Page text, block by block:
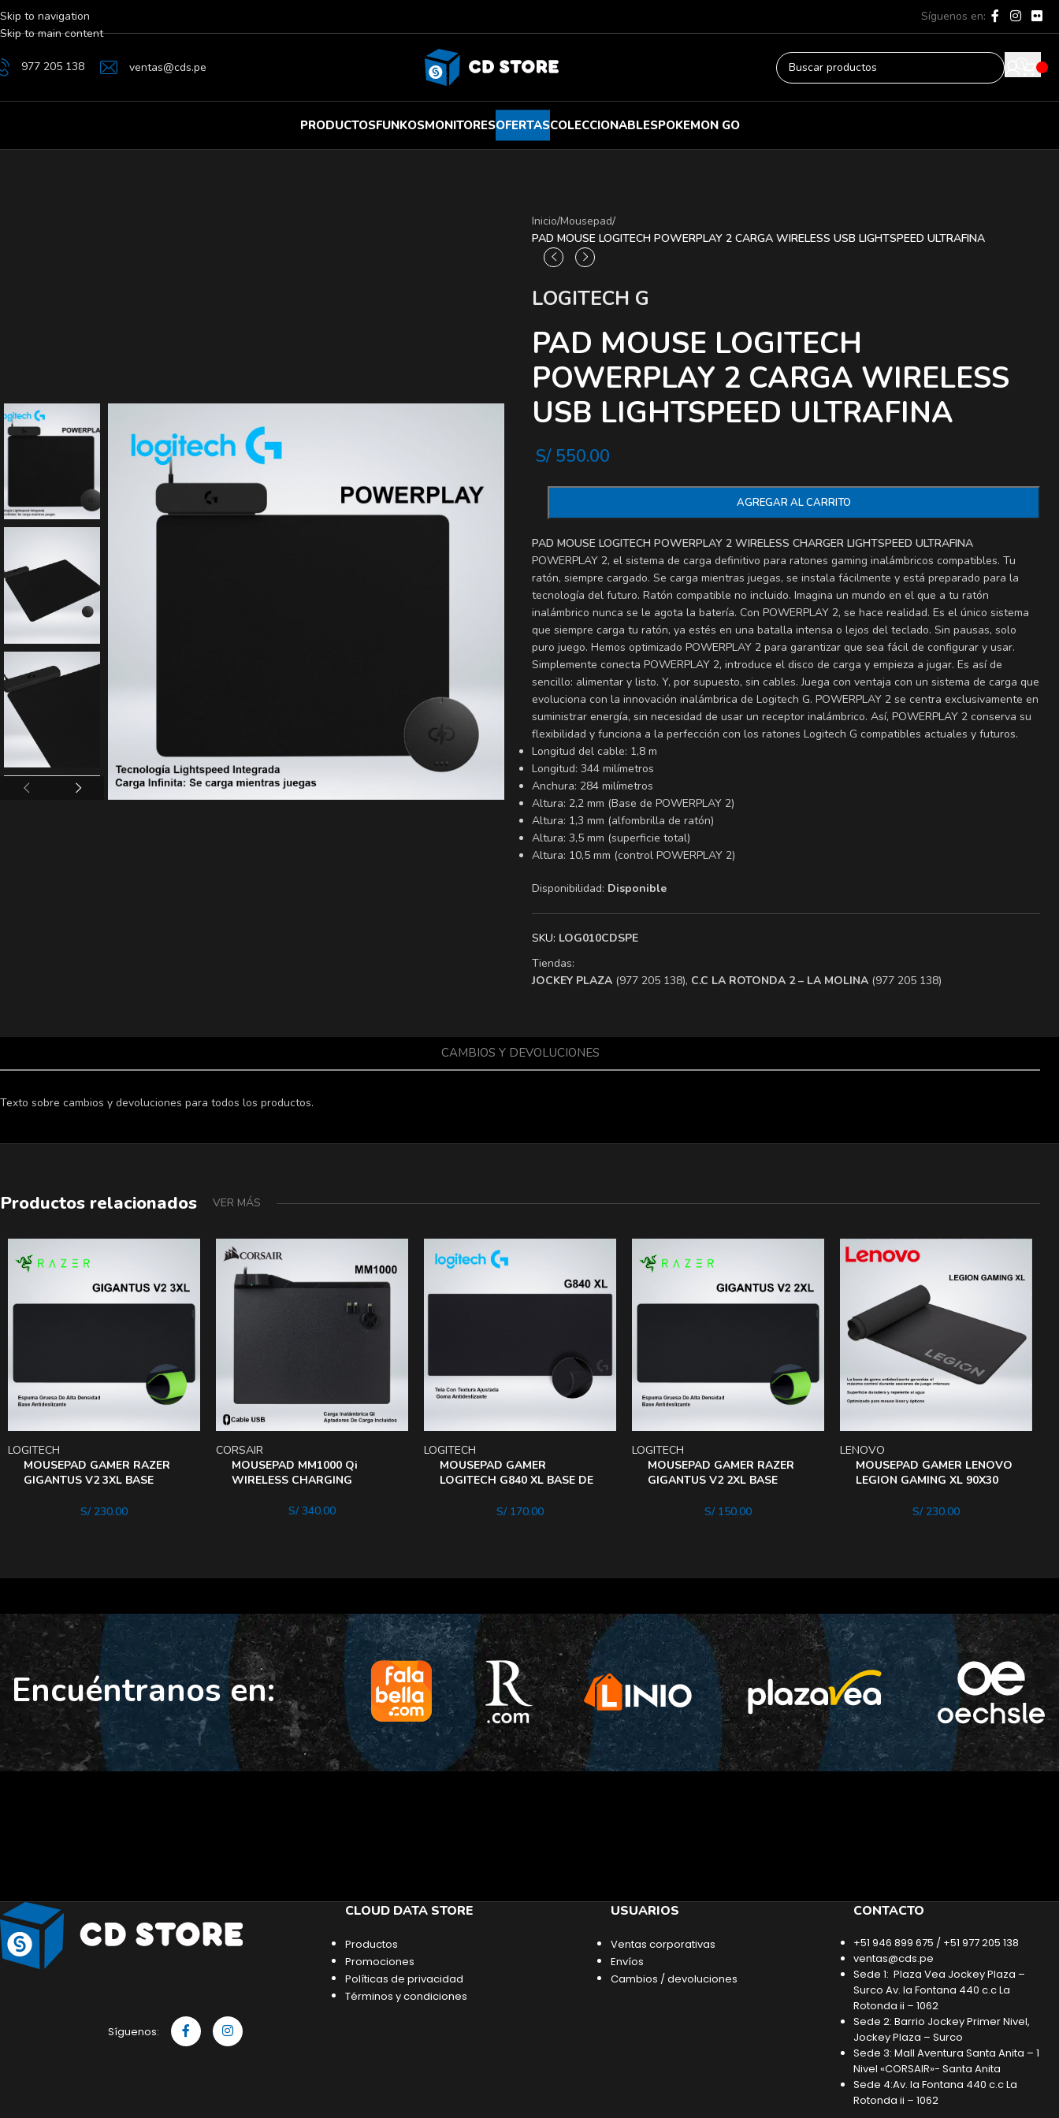
Skip to navigation
Skip to main content
Síguenos en:
977 205 138 ventas@cds.pe
PRODUCTOSFUNKOSMONITORESOFERTASCOLECCIONABLESPOKEMON GO
Inicio/Mousepad/
PAD MOUSE LOGITECH POWERPLAY 2 CARGA WIRELESS USB LIGHTSPEED ULTRAFINA
LOGITECH G
PAD MOUSE LOGITECH
POWERPLAY 2 CARGA WIRELESS
USB LIGHTSPEED ULTRAFINA
S/550.00
AGREGAR AL CARRITO
PAD MOUSE LOGITECH POWERPLAY 2 WIRELESS CHARGER LIGHTSPEED ULTRAFINA
POWERPLAY 2, el sistema de carga definitivo para ratones gaming inalámbricos compatibles. Tu
ratón, siempre cargado. Se carga mientras juegas, se instala fácilmente y está preparado para la
tecnología del futuro. Ratón compatible no incluido. Imagina un mundo en el que a tu ratón
inalámbrico nunca se le agota la batería. Con POWERPLAY 2, se hace realidad. Es el único sistema
que siempre carga tu ratón, ya estés en una batalla intensa o lejos del teclado. Sin pausas, solo
puro juego. Hemos optimizado POWERPLAY 2 para garantizar que sea fácil de configurar y usar.
Simplemente conecta POWERPLAY 2, introduce el disco de carga y empieza a jugar. Es así de
sencillo: alimentar y listo. Y, por supuesto, sin cables. Juega con ventaja con un sistema de carga que
evoluciona con la innovación inalámbrica de Logitech G. POWERPLAY 2 se centra exclusivamente en
suministrar energía, sin necesidad de usar un receptor inalámbrico. Así, POWERPLAY 2 conserva su
flexibilidad y funciona a la perfección con los ratones Logitech G compatibles actuales y futuros.
Longitud del cable: 1,8 m
Longitud: 344 milímetros
Anchura: 284 milímetros
Altura: 2,2 mm (Base de POWERPLAY 2)
Altura: 1,3 mm (alfombrilla de ratón)
Altura: 3,5 mm (superficie total)
Altura: 10,5 mm (control POWERPLAY 2)
Disponibilidad: Disponible
SKU: LOG010CDSPE
Tiendas:
​JOCKEY PLAZA (977 205 138), ​C.C LA ROTONDA 2 – LA MOLINA (977 205 138)
CAMBIOS Y DEVOLUCIONES
Texto sobre cambios y devoluciones para todos los productos.
Productos relacionados VER MÁS
MOUSEPAD GAMER RAZER
GIGANTUS V2 3XL BASE
LOGITECH
S/230.00
MOUSEPAD MM1000 Qi
WIRELESS CHARGING
CORSAIR
S/340.00
MOUSEPAD GAMER
LOGITECH G840 XL BASE DE
LOGITECH
S/170.00
MOUSEPAD GAMER RAZER
GIGANTUS V2 2XL BASE
LOGITECH
S/150.00
MOUSEPAD GAMER LENOVO
LEGION GAMING XL 90X30
LENOVO
S/230.00
Encuéntranos en:
Síguenos:
CLOUD DATA STORE
Productos
Promociones
Políticas de privacidad
Términos y condiciones
USUARIOS
Ventas corporativas
Envíos
Cambios / devoluciones
CONTACTO
+51 946 899 675 / +51 977 205 138
ventas@cds.pe
Sede 1: Plaza Vea Jockey Plaza –
Surco Av. la Fontana 440 c.c La
Rotonda ii – 1062
Sede 2: Barrio Jockey Primer Nivel,
Jockey Plaza – Surco
Sede 3: Mall Aventura Santa Anita – 1
Nivel «CORSAIR»- Santa Anita
Sede 4:Av. la Fontana 440 c.c La
Rotonda ii – 1062